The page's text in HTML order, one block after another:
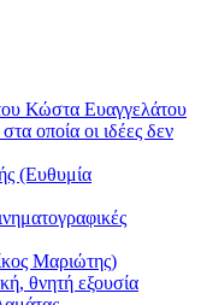
Κώστα Ευαγγελάτου
οποία οι ιδέες δεν
(Ευθυμία
Μαριώτης)
θνητή εξουσία